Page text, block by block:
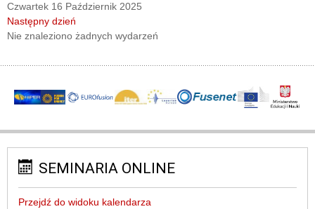
Czwartek 16 Październik 2025
Następny dzień
Nie znaleziono żadnych wydarzeń
SEMINARIA ONLINE
Przejdź do widoku kalendarza